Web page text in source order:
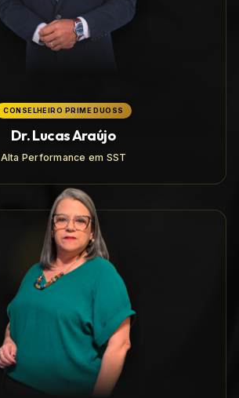
CONSELHEIRO PRIME DUOSS
Dr. Lucas Araújo
Alta Performance em SST